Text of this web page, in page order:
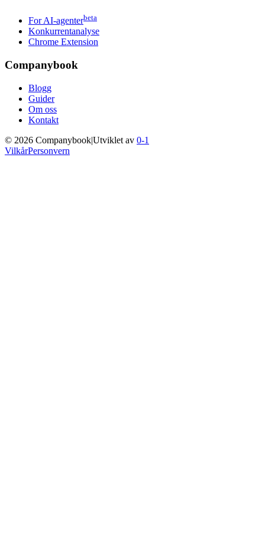
For AI-agenterbeta
Konkurrentanalyse
Chrome Extension
Companybook
Blogg
Guider
Om oss
Kontakt
© 2026 Companybook|Utviklet av 0-1
VilkårPersonvern